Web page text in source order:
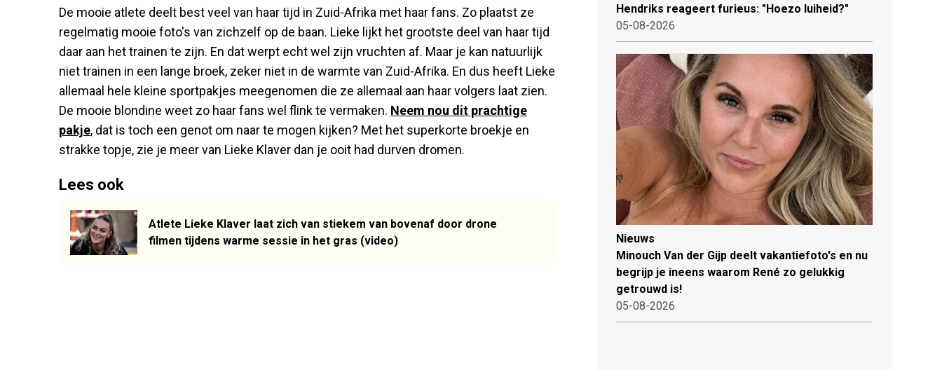
De mooie atlete deelt best veel van haar tijd in Zuid-Afrika met haar fans. Zo plaatst ze
regelmatig mooie foto's van zichzelf op de baan. Lieke lijkt het grootste deel van haar tijd
daar aan het trainen te zijn. En dat werpt echt wel zijn vruchten af. Maar je kan natuurlijk
niet trainen in een lange broek, zeker niet in de warmte van Zuid-Afrika. En dus heeft Lieke
allemaal hele kleine sportpakjes meegenomen die ze allemaal aan haar volgers laat zien.
De mooie blondine weet zo haar fans wel flink te vermaken. Neem nou dit prachtige
pakje, dat is toch een genot om naar te mogen kijken? Met het superkorte broekje en
strakke topje, zie je meer van Lieke Klaver dan je ooit had durven dromen.
Lees ook
Atlete Lieke Klaver laat zich van stiekem van bovenaf door drone
filmen tijdens warme sessie in het gras (video)
Hendriks reageert furieus: "Hoezo luiheid?"
05-08-2026
Nieuws
Minouch Van der Gijp deelt vakantiefoto's en nu
begrijp je ineens waarom René zo gelukkig
getrouwd is!
05-08-2026